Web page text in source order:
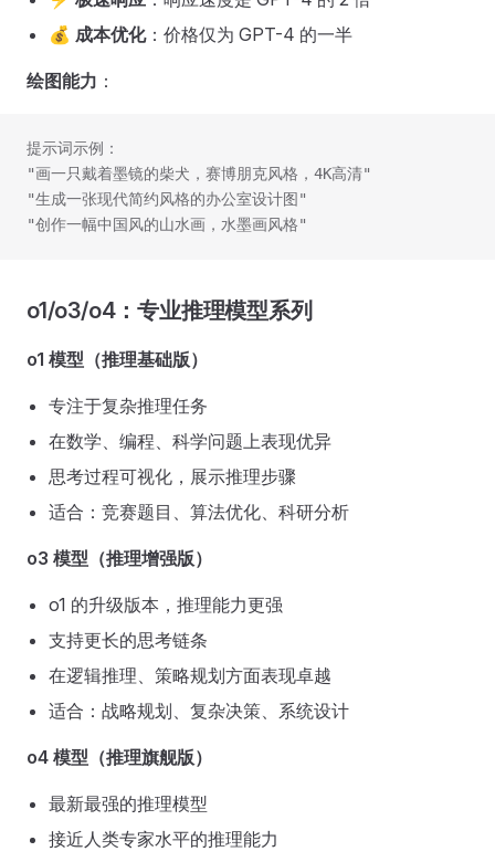
💰 成本优化：价格仅为 GPT-4 的一半
绘图能力 ：
提示词示例：
"画一只戴着墨镜的柴犬，赛博朋克风格，4K高清"
"生成一张现代简约风格的办公室设计图"
"创作一幅中国风的山水画，水墨画风格"
o1/o3/o4：专业推理模型系列
o1 模型（推理基础版）
专注于复杂推理任务
在数学、编程、科学问题上表现优异
思考过程可视化，展示推理步骤
适合：竞赛题目、算法优化、科研分析
o3 模型（推理增强版）
o1 的升级版本，推理能力更强
支持更长的思考链条
在逻辑推理、策略规划方面表现卓越
适合：战略规划、复杂决策、系统设计
o4 模型（推理旗舰版）
最新最强的推理模型
接近人类专家水平的推理能力